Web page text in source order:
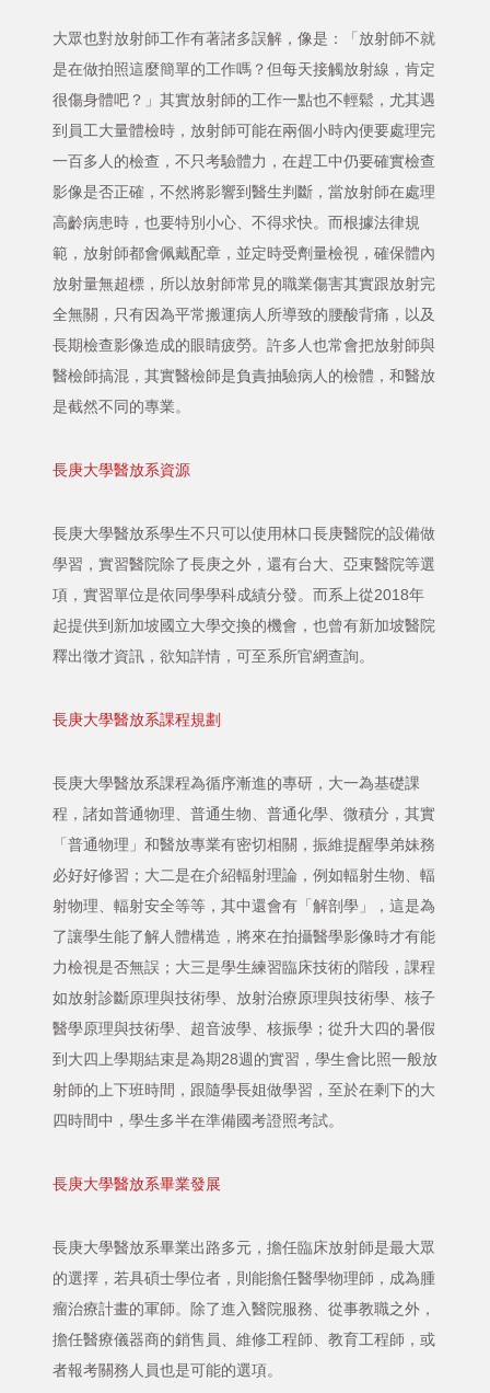
大眾也對放射師工作有著諸多誤解，像是：「放射師不就
是在做拍照這麼簡單的工作嗎？但每天接觸放射線，肯定
很傷身體吧？」其實放射師的工作一點也不輕鬆，尤其遇
到員工大量體檢時，放射師可能在兩個小時內便要處理完
一百多人的檢查，不只考驗體力，在趕工中仍要確實檢查
影像是否正確，不然將影響到醫生判斷，當放射師在處理
高齡病患時，也要特別小心、不得求快。而根據法律規
範，放射師都會佩戴配章，並定時受劑量檢視，確保體內
放射量無超標，所以放射師常見的職業傷害其實跟放射完
全無關，只有因為平常搬運病人所導致的腰酸背痛，以及
長期檢查影像造成的眼睛疲勞。許多人也常會把放射師與
醫檢師搞混，其實醫檢師是負責抽驗病人的檢體，和醫放
是截然不同的專業。
長庚大學醫放系資源
長庚大學醫放系學生不只可以使用林口長庚醫院的設備做
學習，實習醫院除了長庚之外，還有台大、亞東醫院等選
項，實習單位是依同學學科成績分發。而系上從2018年
起提供到新加坡國立大學交換的機會，也曾有新加坡醫院
釋出徵才資訊，欲知詳情，可至系所官網查詢。
長庚大學醫放系課程規劃
長庚大學醫放系課程為循序漸進的專研，大一為基礎課
程，諸如普通物理、普通生物、普通化學、微積分，其實
「普通物理」和醫放專業有密切相關，振維提醒學弟妹務
必好好修習；大二是在介紹輻射理論，例如輻射生物、輻
射物理、輻射安全等等，其中還會有「解剖學」，這是為
了讓學生能了解人體構造，將來在拍攝醫學影像時才有能
力檢視是否無誤；大三是學生練習臨床技術的階段，課程
如放射診斷原理與技術學、放射治療原理與技術學、核子
醫學原理與技術學、超音波學、核振學；從升大四的暑假
到大四上學期結束是為期28週的實習，學生會比照一般放
射師的上下班時間，跟隨學長姐做學習，至於在剩下的大
四時間中，學生多半在準備國考證照考試。
長庚大學醫放系畢業發展
長庚大學醫放系畢業出路多元，擔任臨床放射師是最大眾
的選擇，若具碩士學位者，則能擔任醫學物理師，成為腫
瘤治療計畫的軍師。除了進入醫院服務、從事教職之外，
擔任醫療儀器商的銷售員、維修工程師、教育工程師，或
者報考關務人員也是可能的選項。